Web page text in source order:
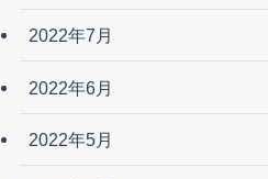
2022年7月
2022年6月
2022年5月